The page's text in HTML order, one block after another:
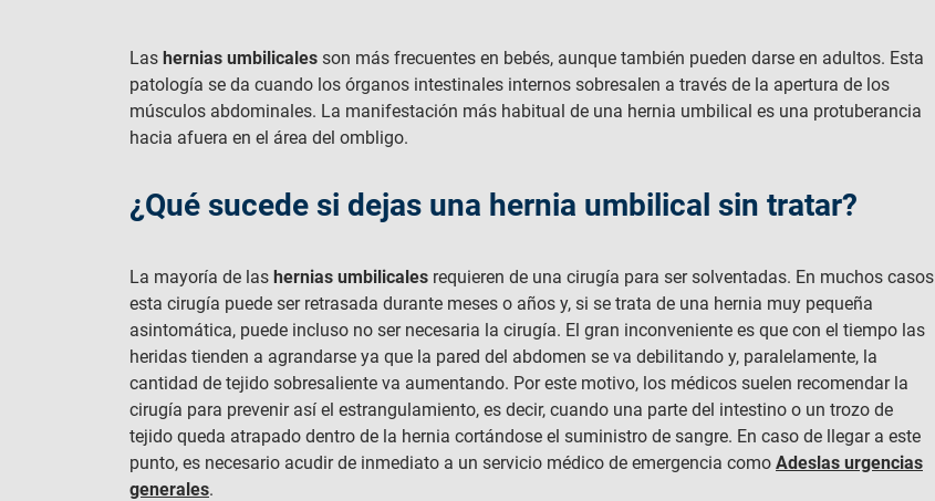
Las hernias umbilicales son más frecuentes en bebés, aunque también pueden darse en adultos. Esta
patología se da cuando los órganos intestinales internos sobresalen a través de la apertura de los
músculos abdominales. La manifestación más habitual de una hernia umbilical es una protuberancia
hacia afuera en el área del ombligo.
¿Qué sucede si dejas una hernia umbilical sin tratar?
La mayoría de las hernias umbilicales requieren de una cirugía para ser solventadas. En muchos casos
esta cirugía puede ser retrasada durante meses o años y, si se trata de una hernia muy pequeña
asintomática, puede incluso no ser necesaria la cirugía. El gran inconveniente es que con el tiempo las
heridas tienden a agrandarse ya que la pared del abdomen se va debilitando y, paralelamente, la
cantidad de tejido sobresaliente va aumentando. Por este motivo, los médicos suelen recomendar la
cirugía para prevenir así el estrangulamiento, es decir, cuando una parte del intestino o un trozo de
tejido queda atrapado dentro de la hernia cortándose el suministro de sangre. En caso de llegar a este
punto, es necesario acudir de inmediato a un servicio médico de emergencia como Adeslas urgencias
generales.